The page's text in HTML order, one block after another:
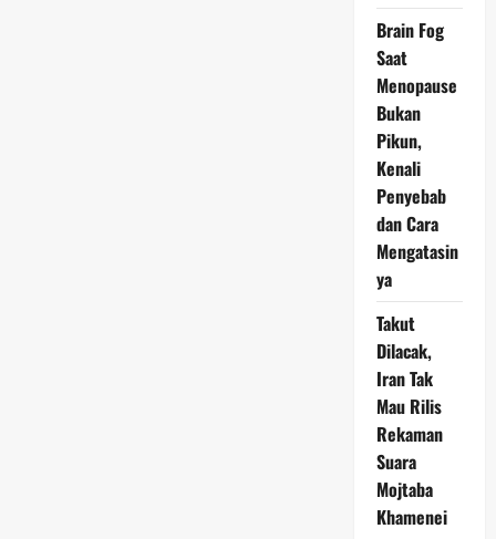
Brain Fog
Saat
Menopause
Bukan
Pikun,
Kenali
Penyebab
dan Cara
Mengatasin
ya
Takut
Dilacak,
Iran Tak
Mau Rilis
Rekaman
Suara
Mojtaba
Khamenei